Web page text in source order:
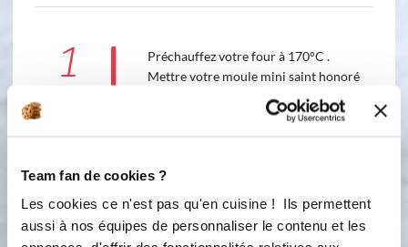
Team fan de cookies ?
Les cookies ce n'est pas qu'en cuisine ! Ils permettent
aussi à nos équipes de personnaliser le contenu et les
1
Préchauffez votre four à 170°C .
Mettre votre moule mini saint honoré
sur la plaque alu . Dans un saladier ,
mélangez l'oeuf avec la cassonade .
rajoutez à la préparation . Bien
mélangez pour obtenir une pâte
homogène . Pelez une petite pomme ,
et la mettre dans le tornado pour la